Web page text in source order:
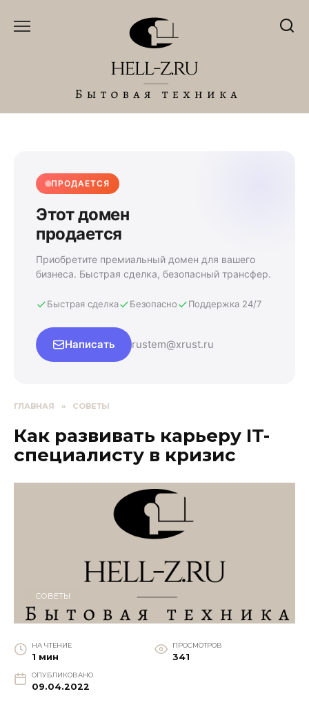
ПРОДАЕТСЯ
Этот домен
продается
Приобретите премиальный домен для вашего
бизнеса. Быстрая сделка, безопасный трансфер.
Быстрая сделка Безопасно Поддержка 24/7
Написать rustem@xrust.ru
ГЛАВНАЯ » СОВЕТЫ
Как развивать карьеру IT-
специалисту в кризис
СОВЕТЫ
НА ЧТЕНИЕ
1 мин
ПРОСМОТРОВ
341
ОПУБЛИКОВАНО
09.04.2022